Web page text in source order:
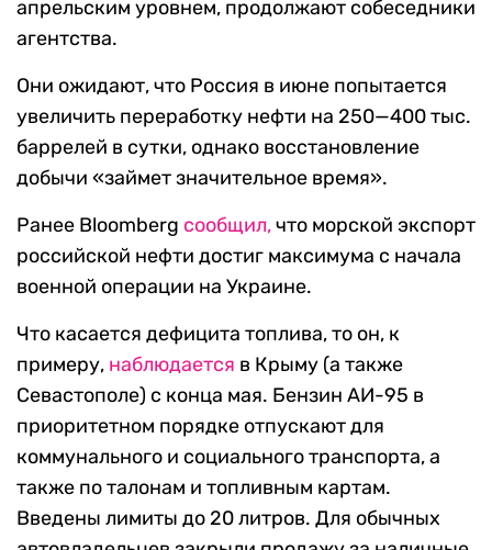
апрельским уровнем, продолжают собеседники
агентства.
Они ожидают, что Россия в июне попытается
увеличить переработку нефти на 250—400 тыс.
баррелей в сутки, однако восстановление
добычи «займет значительное время».
Ранее Bloomberg сообщил,что морской экспорт
российской нефти достиг максимума с начала
военной операции на Украине.
Что касается дефицита топлива, то он, к
примеру, наблюдается в Крыму (а также
Севастополе) с конца мая. Бензин АИ-95 в
приоритетном порядке отпускают для
коммунального и социального транспорта, а
также по талонам и топливным картам.
Введены лимиты до 20 литров. Для обычных